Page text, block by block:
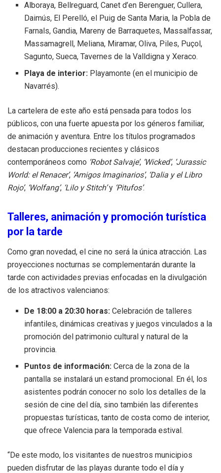
Alboraya, Bellreguard, Canet d’en Berenguer, Cullera,
Daimús, El Perelló, el Puig de Santa Maria, la Pobla de
Farnals, Gandia, Mareny de Barraquetes, Massalfassar,
Massamagrell, Meliana, Miramar, Oliva, Piles, Puçol,
Sagunto, Sueca, Tavernes de la Valldigna y Xeraco.
Playa de interior: Playamonte (en el municipio de
Navarrés).
La cartelera de este año está pensada para todos los
públicos, con una fuerte apuesta por los géneros familiar,
de animación y aventura. Entre los títulos programados
destacan producciones recientes y clásicos
contemporáneos como ‘Robot Salvaje’, ‘Wicked’, ‘Jurassic
World: el Renacer’, ‘Amigos Imaginarios’, ‘Dalia y el Libro
Rojo’, ‘Wolfang’, ‘Lilo y Stitch’y ‘Pitufos’.
Talleres, animación y promoción turística
por la tarde
Como gran novedad, el cine no será la única atracción. Las
proyecciones nocturnas se complementarán durante la
tarde con actividades previas enfocadas en la divulgación
de los atractivos valencianos:
De 18:00 a 20:30 horas: Celebración de talleres
infantiles, dinámicas creativas y juegos vinculados a la
promoción del patrimonio cultural y natural de la
provincia.
Puntos de información: Cerca de la zona de la
pantalla se instalará un estand promocional. En él, los
asistentes podrán conocer no solo los detalles de la
sesión de cine del día, sino también las diferentes
propuestas turísticas, tanto de costa como de interior,
que ofrece Valencia para la temporada estival.
“De este modo, los visitantes de nuestros municipios
pueden disfrutar de las playas durante todo el día y